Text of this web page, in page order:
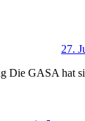
27.
Die GASA hat